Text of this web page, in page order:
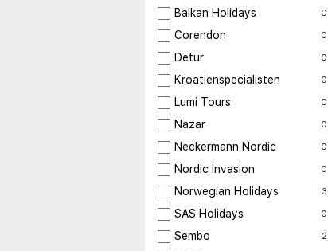
Balkan Holidays 0
Corendon 0
Detur 0
Kroatienspecialisten 0
Lumi Tours 0
Nazar 0
Neckermann Nordic 0
Nordic Invasion 0
Norwegian Holidays 3
SAS Holidays 0
Sembo 2